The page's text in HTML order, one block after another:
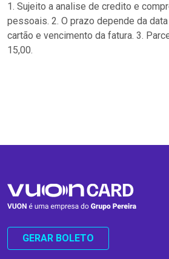
1. Sujeito a analise de credito e
pessoais. 2. O prazo depende da
cartão e vencimento da fatura. 3.
15,00.
GERAR BOLETO